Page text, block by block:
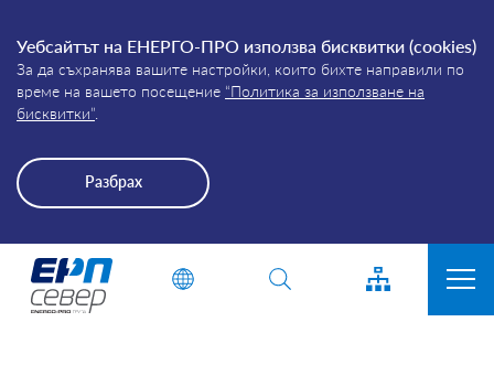
Уебсайтът на ЕНЕРГО-ПРО използва бисквитки (cookies)
За да съхранява вашите настройки, които бихте направили по
време на вашето посещение “Политика за използване на
бисквитки”
Разбрах
Въведете дума или фраза
Energo-